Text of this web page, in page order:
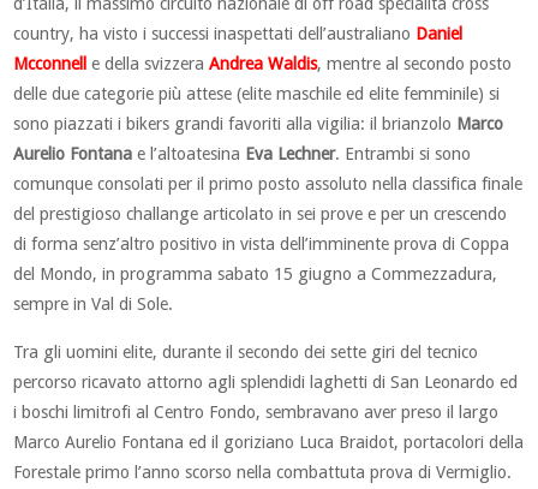
country, ha visto i successi inaspettati dell’australiano Daniel
Mcconnell e della svizzeraAndrea Waldis, mentre al secondo posto
delle due categorie più attese (elite maschile ed elite femminile) si
sono piazzati i bikers grandi favoriti alla vigilia: il brianzolo Marco
Aurelio Fontana e l’altoatesina Eva Lechner. Entrambi si sono
comunque consolati per il primo posto assoluto nella classifica finale
del prestigioso challange articolato in sei prove e per un crescendo
di forma senz’altro positivo in vista dell’imminente prova di Coppa
del Mondo, in programma sabato 15 giugno a Commezzadura,
sempre in Val di Sole.
Tra gli uomini elite, durante il secondo dei sette giri del tecnico
percorso ricavato attorno agli splendidi laghetti di San Leonardo ed
i boschi limitrofi al Centro Fondo, sembravano aver preso il largo
Marco Aurelio Fontana ed il goriziano Luca Braidot, portacolori della
Forestale primo l’anno scorso nella combattuta prova di Vermiglio.